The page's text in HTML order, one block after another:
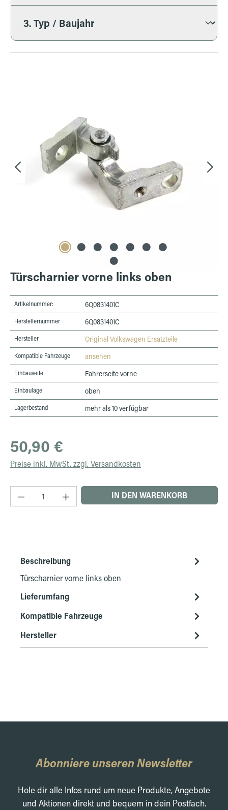
Türscharnier vorne links oben
Artikelnummer: 6Q0831401C
Herstellernummer 6Q0831401C
Hersteller Original Volkswagen Ersatzteile
Kompatible Fahrzeuge ansehen
Einbauseite Fahrerseite vorne
Einbaulage oben
Lagerbestand mehr als 10 verfügbar
Regulärer Preis:
50,90 €
Preise inkl. MwSt. zzgl. Versandkosten
Produkt Anzahl: Gib den gewünschten Wert
IN DEN WARENKORB
Beschreibung
Türscharnier vorne links oben
Lieferumfang
Kompatible Fahrzeuge
Hersteller
Abonniere unseren Newsletter
Hole dir alle Infos rund um neue Produkte, Angebote
und Aktionen direkt und bequem in dein Postfach.